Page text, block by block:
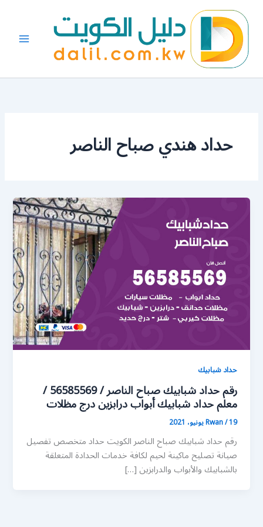
المحتوى
حداد هندي صباح الناصر
حداد شبابيك
رقم حداد شبابيك صباح الناصر / 56585569 /
معلم حداد شبابيك أبواب درابزين درج مظلات
Rwan/19 يونيو، 2021
رقم حداد شبابيك صباح الناصر الكويت حداد متخصص تفصيل
صيانة تصليح ماكينة لحيم لكافة خدمات الحدادة المتعلقة
بالشبابيك والأبواب والدرابزين […]